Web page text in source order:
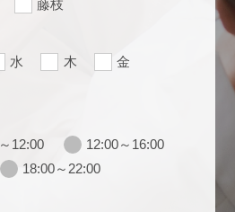
藤枝
水 木
金
～12:00
12:00～16:00
18:00～22:00